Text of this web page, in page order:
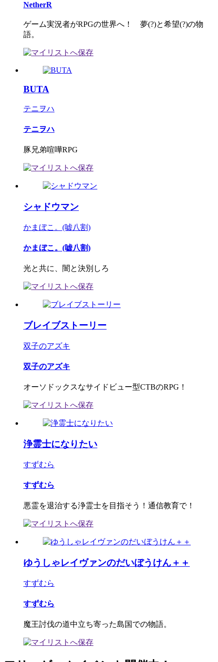
NetherR
ゲーム実況者がRPGの世界へ！ 夢(?)と希望(?)の物
語。
BUTA
テニヲハ
テニヲハ
豚兄弟喧嘩RPG
シャドウマン
かまぼこ。(嘘八割)
かまぼこ。(嘘八割)
光と共に、闇と決別しろ
ブレイブストーリー
双子のアズキ
双子のアズキ
オーソドックスなサイドビュー型CTBのRPG！
浄霊士になりたい
すずむら
すずむら
悪霊を退治する浄霊士を目指そう！通信教育で！
ゆうしゃレイヴァンのだいぼうけん＋＋
すずむら
すずむら
魔王討伐の道中立ち寄った島国での物語。